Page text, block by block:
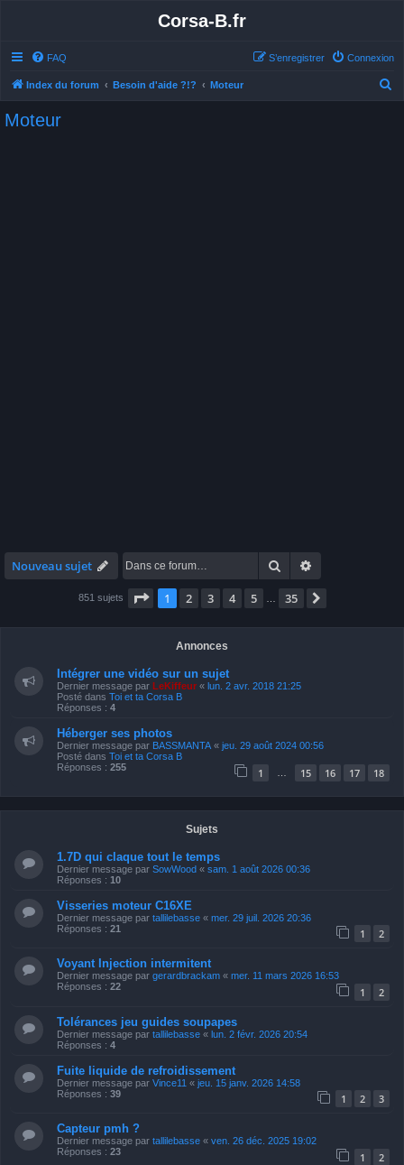
Corsa-B.fr
FAQ Connexion
S’enregistrer
Index du forum Besoin d'aide ?!? Moteur
Moteur
Nouveau sujet Rechercher
851 sujets Page 1sur35
1 2 3 4 5 35
Annonces
Intégrer une vidéo sur un sujet
Dernier message par LeKiffeur « lun. 2 avr. 2018 21:25
Posté dans Toi et ta Corsa B
Réponses : 4
Héberger ses photos
Dernier message par BASSMANTA « jeu. 29 août 2024 00:56
Posté dans Toi et ta Corsa B
Réponses : 255 1 15 16 17 18
Sujets
1.7D qui claque tout le temps
Dernier message par SowWood « sam. 1 août 2026 00:36
Réponses : 10
Visseries moteur C16XE
Dernier message par tallilebasse « mer. 29 juil. 2026 20:36
Réponses : 21 1 2
Voyant Injection intermitent
Dernier message par gerardbrackam « mer. 11 mars 2026 16:53
Réponses : 22 1 2
Tolérances jeu guides soupapes
Dernier message par tallilebasse « lun. 2 févr. 2026 20:54
Réponses : 4
Fuite liquide de refroidissement
Dernier message par Vince11 « jeu. 15 janv. 2026 14:58
Réponses : 39 1 2 3
Capteur pmh ?
Dernier message par tallilebasse « ven. 26 déc. 2025 19:02
Réponses : 23 1 2